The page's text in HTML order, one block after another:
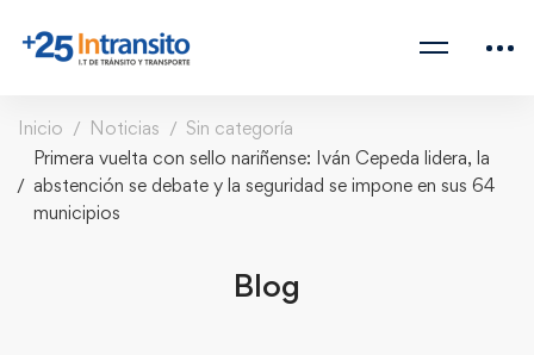
Inicio Noticias
Sin categoría
Primera vuelta con sello nariñense: Iván Cepeda lidera, la
abstención se debate y la seguridad se impone en sus 64
municipios
Blog